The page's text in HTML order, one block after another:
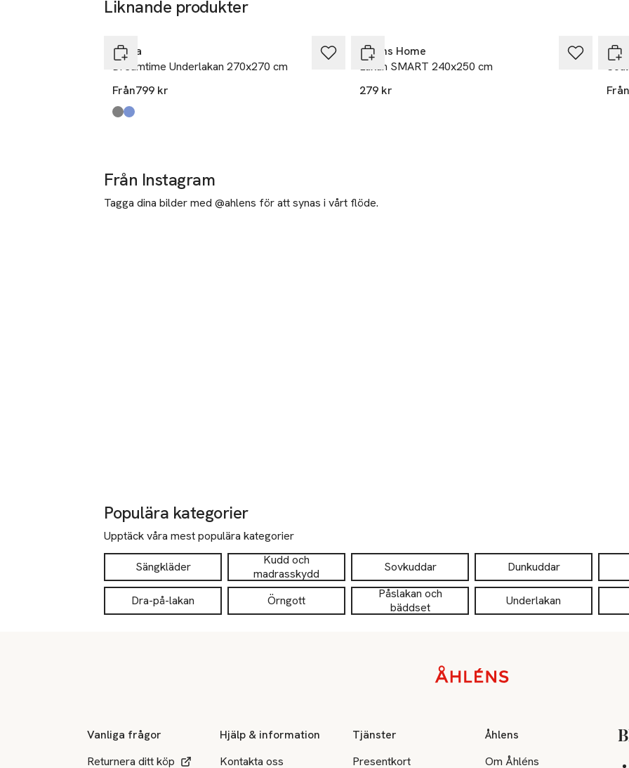
Liknande produkter
Himla
Dreamtime Underlakan 270x270 cm
Från799 kr
Produkten finns i färgerna:
Granit
Silence
Åhléns Home
Lakan SMART 240x250 cm
279 kr
Från
Från Instagram
Tagga dina bilder med @ahlens för att synas i vårt flöde.
Populära kategorier
Upptäck våra mest populära kategorier
Sängkläder
Kudd och
madrasskydd
Sovkuddar Dunkuddar
Dra-på-lakan Örngott
Påslakan och
bäddset
Underlakan
Vanliga frågor
Returnera ditt köp
Hjälp & information
Kontakta oss
Tjänster
Presentkort
Åhlens
Om Åhléns